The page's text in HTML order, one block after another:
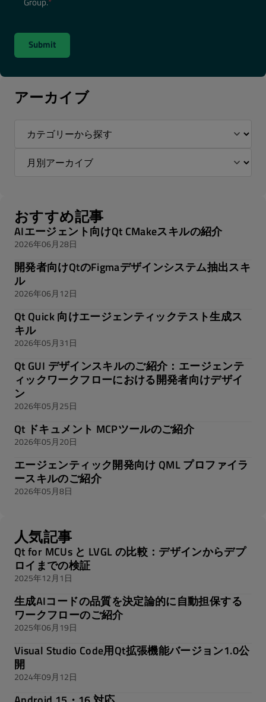
アーカイブ
おすすめ記事
AIエージェント向けQt CMakeスキルの紹介
2026年06月28日
開発者向けQtのFigmaデザインシステム抽出スキ
ル
2026年06月12日
Qt Quick 向けエージェンティックテスト生成ス
キル
2026年05月31日
Qt GUI デザインスキルのご紹介：エージェンテ
ィックワークフローにおける開発者向けデザイ
ン
2026年05月25日
Qt ドキュメント MCPツールのご紹介
2026年05月20日
エージェンティック開発向け QML プロファイラ
ースキルのご紹介
2026年05月8日
人気記事
Qt for MCUs と LVGL の比較：デザインからデプ
ロイまでの検証
2025年12月1日
生成AIコードの品質を決定論的に自動担保する
ワークフローのご紹介
2025年06月19日
Visual Studio Code用Qt拡張機能バージョン1.0公
開
2024年09月12日